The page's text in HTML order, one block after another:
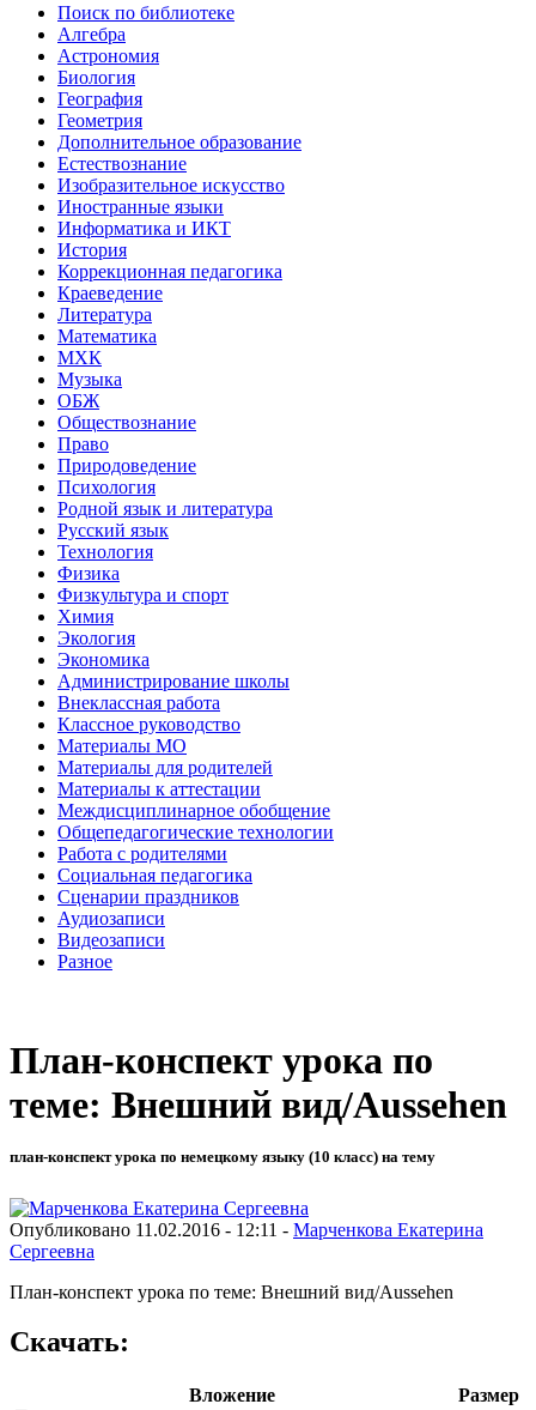
Поиск по библиотеке
Алгебра
Астрономия
Биология
География
Геометрия
Дополнительное образование
Естествознание
Изобразительное искусство
Иностранные языки
Информатика и ИКТ
История
Коррекционная педагогика
Краеведение
Литература
Математика
МХК
Музыка
ОБЖ
Обществознание
Право
Природоведение
Психология
Родной язык и литература
Русский язык
Технология
Физика
Физкультура и спорт
Химия
Экология
Экономика
Администрирование школы
Внеклассная работа
Классное руководство
Материалы МО
Материалы для родителей
Материалы к аттестации
Междисциплинарное обобщение
Общепедагогические технологии
Работа с родителями
Социальная педагогика
Сценарии праздников
Аудиозаписи
Видеозаписи
Разное
План-конспект урока по
теме: Внешний вид/Aussehen
план-конспект урока по немецкому языку (10 класс) на тему
Опубликовано 11.02.2016 - 12:11 - Марченкова Екатерина
Сергеевна
План-конспект урока по теме: Внешний вид/Aussehen
Скачать:
Вложение
Размер